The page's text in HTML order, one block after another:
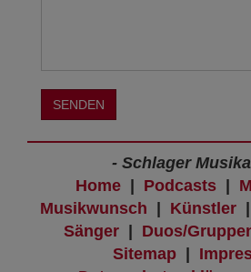
SENDEN
- Schlager
Home| Podcasts|
Musikwunsch | Künstler |
Sänger | Duos/
Sitemap|